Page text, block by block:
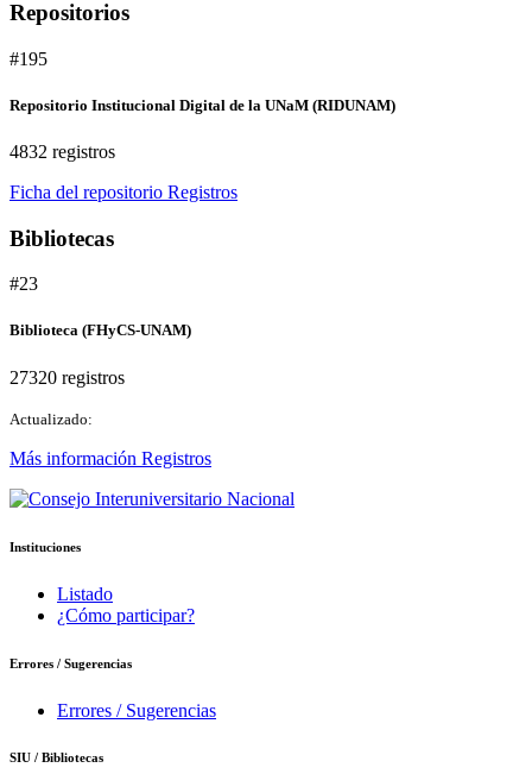
Repositorios
#195
Repositorio Institucional Digital de la UNaM (RIDUNAM)
4832 registros
Ficha del repositorio Registros
Bibliotecas
#23
Biblioteca (FHyCS-UNAM)
27320 registros
Actualizado:
Más información Registros
Instituciones
Listado
¿Cómo participar?
Errores / Sugerencias
Errores / Sugerencias
SIU / Bibliotecas